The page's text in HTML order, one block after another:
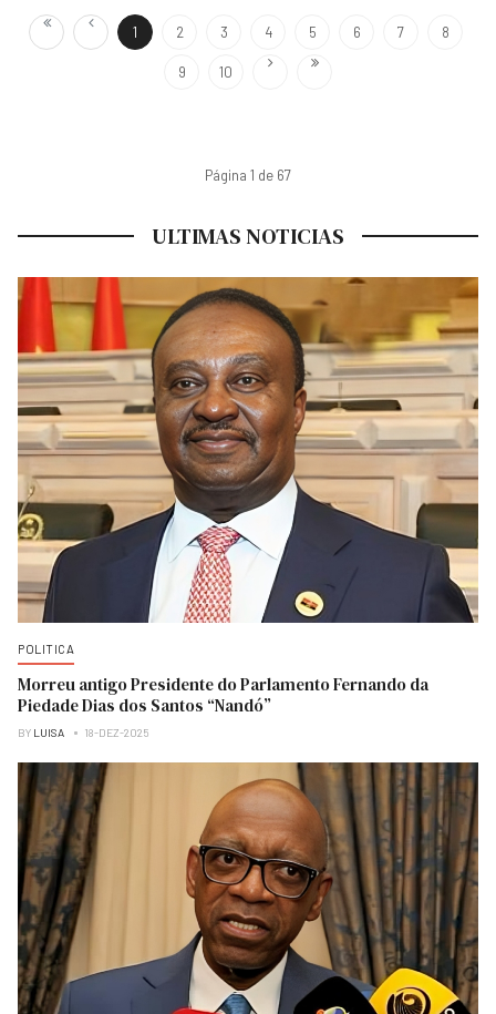
1 2 3 4 5 6 7 8
9 10
Página 1 de 67
ULTIMAS NOTICIAS
POLITICA
Morreu antigo Presidente do Parlamento Fernando da
Piedade Dias dos Santos “Nandó”
BY LUISA 18-DEZ-2025